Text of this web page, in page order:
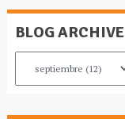
BLOG ARCHIVE